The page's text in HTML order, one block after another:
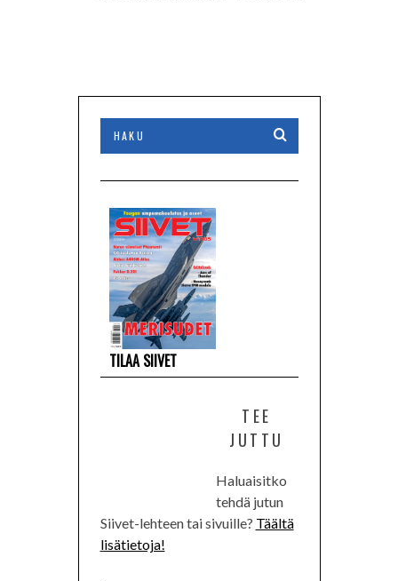
TILAA SIIVET
TEE
JUTTU
Haluaisitko
tehdä jutun
Siivet-lehteen tai sivuille? Täältä
lisätietoja!